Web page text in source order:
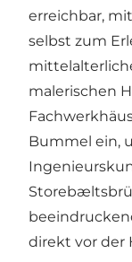
erreichbar,
selbst zum
malerischen
Bummel ein,
direkt vor der